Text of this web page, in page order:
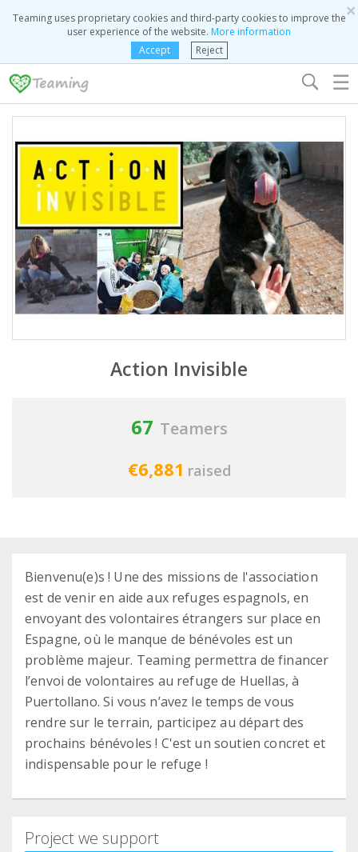
×
Teaming uses proprietary cookies and third-party cookies to improve the
user experience of the website. More information
Accept
Reject
☰
Action Invisible
67 Teamers
€6,881 raised
Bienvenu(e)s ! Une des missions de l'association
est de venir en aide aux refuges espagnols, en
envoyant des volontaires étrangers sur place en
Espagne, où le manque de bénévoles est un
problème majeur. Teaming permettra de financer
l’envoi de volontaires au refuge de Huellas, à
Puertollano. Si vous n’avez le temps de vous
rendre sur le terrain, participez au départ des
prochains bénévoles ! C'est un soutien concret et
indispensable pour le refuge !
Project we support